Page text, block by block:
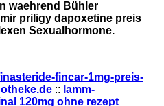
waehrend Bühler
priligy dapoxetine preis
Sexualhormone.
fincar-1mg-preis-
:: lamm-
120mg ohne rezept